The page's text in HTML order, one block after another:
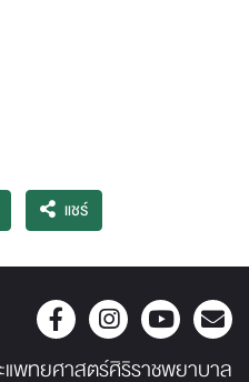
แชร์
พทยศาสตร์ศิริราชพยาบาล